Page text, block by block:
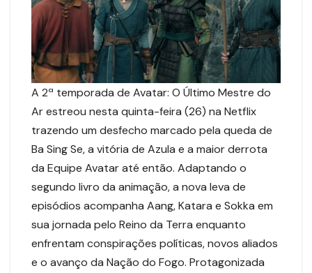
A 2ª temporada de Avatar: O Último Mestre do
Ar estreou nesta quinta-feira (26) na Netflix
trazendo um desfecho marcado pela queda de
Ba Sing Se, a vitória de Azula e a maior derrota
da Equipe Avatar até então. Adaptando o
segundo livro da animação, a nova leva de
episódios acompanha Aang, Katara e Sokka em
sua jornada pelo Reino da Terra enquanto
enfrentam conspirações políticas, novos aliados
e o avanço da Nação do Fogo. Protagonizada